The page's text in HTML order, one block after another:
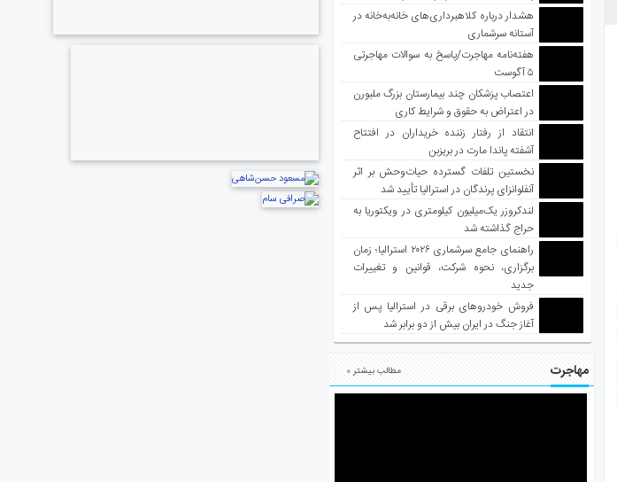
هشدار درباره کلاهبرداری‌های خانه‌به‌خانه در
آستانه سرشماری
هفته‌نامه مهاجرت/پاسخ به سوالات مهاجرتی
۵ آگوست
اعتصاب پزشکان چند بیمارستان بزرگ ملبورن
در اعتراض به حقوق و شرایط کاری
انتقاد از رفتار زننده خریداران در افتتاح
آشفته پاندا مارت در بریزبن
نخستین تلفات گسترده حیات‌وحش بر اثر
آنفلوانزای پرندگان در استرالیا تأیید شد
لندکروزر یک‌میلیون کیلومتری در ویکتوریا به
حراج گذاشته شد
راهنمای جامع سرشماری ۲۰۲۶ استرالیا؛ زمان
برگزاری، نحوه شرکت، قوانین و تغییرات
جدید
فروش خودروهای برقی در استرالیا پس از
آغاز جنگ در ایران بیش از دو برابر شد
مهاجرت مطالب بیشتر »